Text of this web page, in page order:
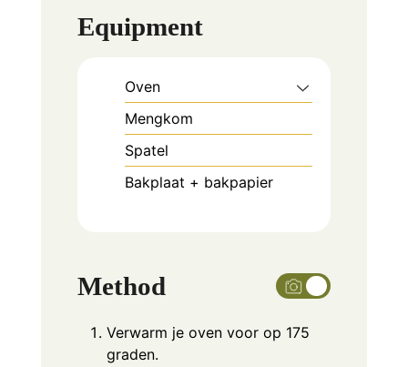
Equipment
Oven
Mengkom
Spatel
Bakplaat + bakpapier
Method
Verwarm je oven voor op 175
graden.